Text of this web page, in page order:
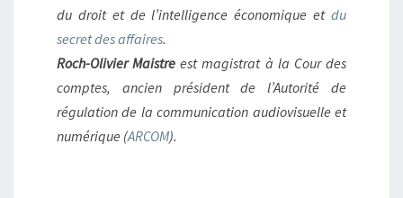
du droit et de l’intelligence économique et du
secret des a­ffaires.
Roch-Olivier Maistre est magistrat à la Cour des
comptes, ancien président de l’Autorité de
régulation de la communication audiovisuelle et
numérique (ARCOM).